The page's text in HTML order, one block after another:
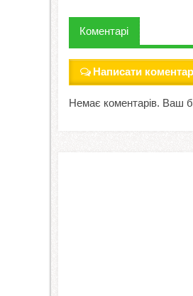
Коментарі
Написати коментар
Немає коментарів. Ваш